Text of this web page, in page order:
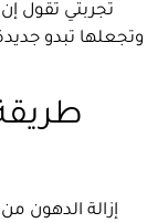
تجربتي تقول
وتجعلها تبدو
إزالة الدهون